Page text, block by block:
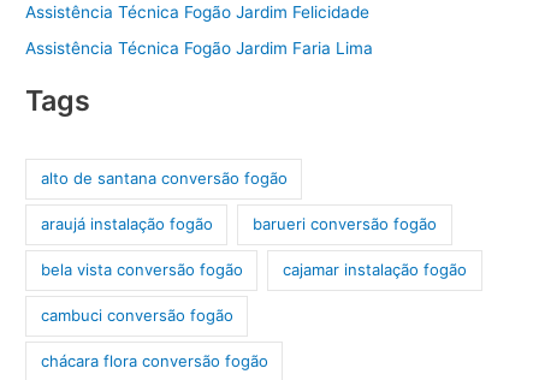
Assistência Técnica Fogão Jardim Felicidade
Assistência Técnica Fogão Jardim Faria Lima
Tags
alto de santana conversão fogão
araujá instalação fogão barueri conversão fogão
bela vista conversão fogão cajamar instalação fogão
cambuci conversão fogão
chácara flora conversão fogão